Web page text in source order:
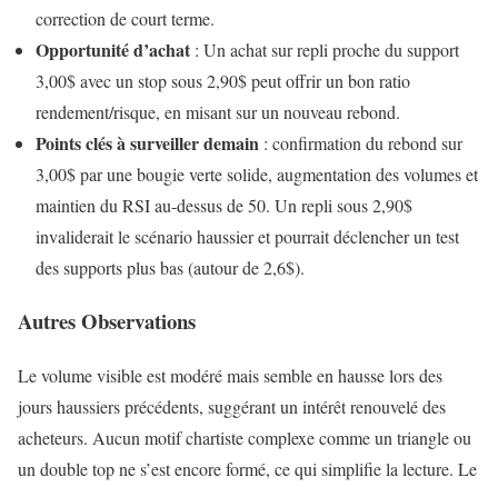
correction de court terme.
Opportunité d’achat : Un achat sur repli proche du support
3,00$ avec un stop sous 2,90$ peut offrir un bon ratio
rendement/risque, en misant sur un nouveau rebond.
Points clés à surveiller demain : confirmation du rebond sur
3,00$ par une bougie verte solide, augmentation des volumes et
maintien du RSI au-dessus de 50. Un repli sous 2,90$
invaliderait le scénario haussier et pourrait déclencher un test
des supports plus bas (autour de 2,6$).
Autres Observations
Le volume visible est modéré mais semble en hausse lors des
jours haussiers précédents, suggérant un intérêt renouvelé des
acheteurs. Aucun motif chartiste complexe comme un triangle ou
un double top ne s’est encore formé, ce qui simplifie la lecture. Le